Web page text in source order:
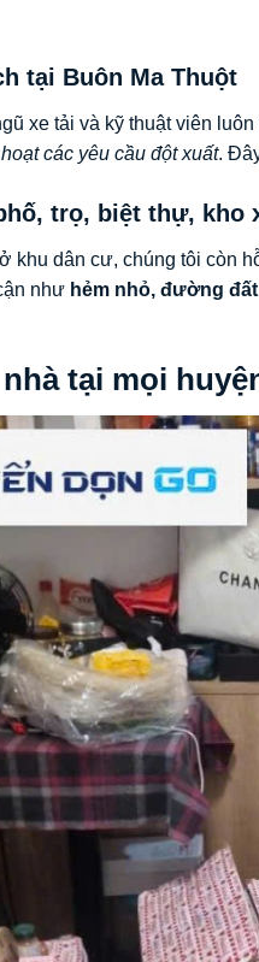
tại Buôn Ma Thuột
xe tải và kỹ thuật viên
các yêu cầu đột xuất.
trọ, biệt thự, kho
khu dân cư, chúng tôi còn
như hẻm nhỏ, đường đất
tại mọi